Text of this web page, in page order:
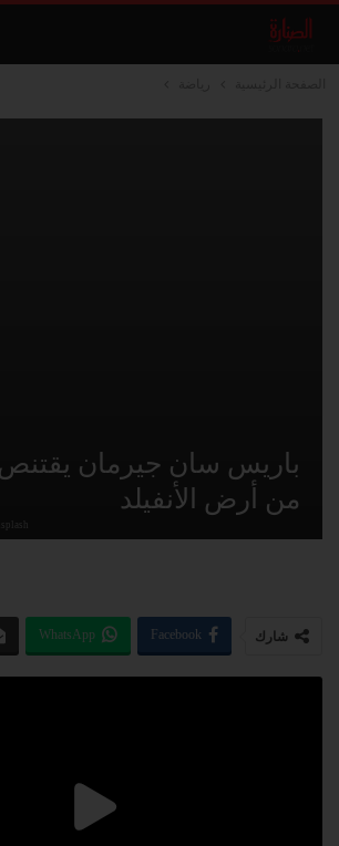
باريس سان جيرمان يقتنص
من أرض الأنفيلد
شارك Facebook
WhatsApp